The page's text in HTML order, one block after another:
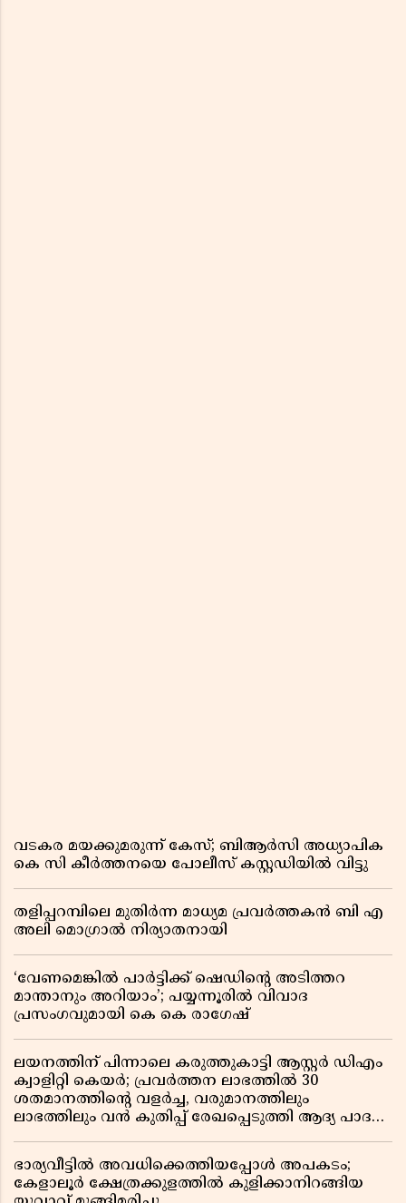
വടകര മയക്കുമരുന്ന് കേസ്; ബിആർസി അധ്യാപിക
കെ സി കീർത്തനയെ പോലീസ് കസ്റ്റഡിയിൽ വിട്ടു
തളിപ്പറമ്പിലെ മുതിർന്ന മാധ്യമ പ്രവർത്തകൻ ബി എ
അലി മൊഗ്രാൽ നിര്യാതനായി
‘വേണമെങ്കിൽ പാർട്ടിക്ക് ഷെഡിൻ്റെ അടിത്തറ
മാന്താനും അറിയാം’; പയ്യന്നൂരിൽ വിവാദ
പ്രസംഗവുമായി കെ കെ രാഗേഷ്
ലയനത്തിന് പിന്നാലെ കരുത്തുകാട്ടി ആസ്റ്റർ ഡിഎം
ക്വാളിറ്റി കെയർ; പ്രവർത്തന ലാഭത്തിൽ 30
ശതമാനത്തിൻ്റെ വളർച്ച, വരുമാനത്തിലും
ലാഭത്തിലും വൻ കുതിപ്പ് രേഖപ്പെടുത്തി ആദ്യ പാദ
ഭാര്യവീട്ടിൽ അവധിക്കെത്തിയപ്പോൾ അപകടം;
കേളാലൂർ ക്ഷേത്രക്കുളത്തിൽ കുളിക്കാനിറങ്ങിയ